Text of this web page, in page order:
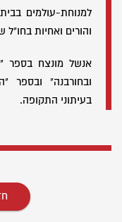
למנוחת-עולמים
והורים ואחיות בחו"ל
אנשל מונצח בספר
ובחורבנה" ובספר
בעיתוני התקופה.